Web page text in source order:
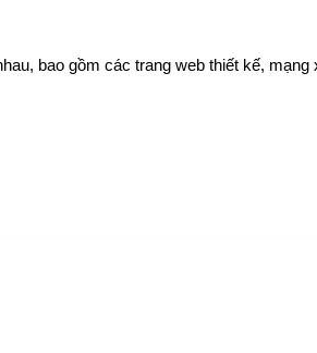
bao gồm các trang web thiết kế,